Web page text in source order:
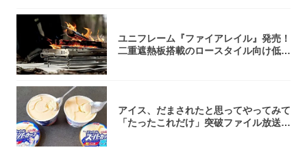
ユニフレーム『ファイアレイル』発売！
二重遮熱板搭載のロースタイル向け低型
アイス、だまされたと思ってやってみて
「たったこれだけ」突破ファイル放送で